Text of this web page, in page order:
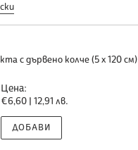
с дървено колче (5 х 120 см)
Цена:
Обичайна
€6,60 | 12,91 лв.